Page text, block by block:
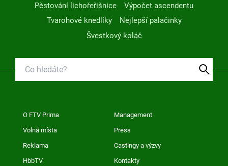
Pěstování lichořeřišnice
Výpočet ascendentu
Tvarohové knedlíky
Nejlepší palačinky
Švestkový koláč
O FTV Prima Management
Volná místa Press
Reklama Castingy a výzvy
HbbTV Kontakty